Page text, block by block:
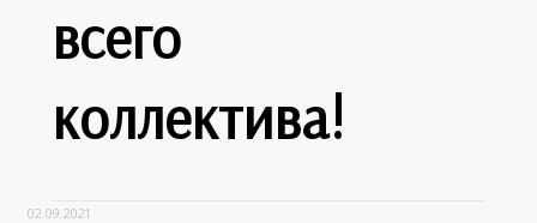
всего
коллектива!
02.09.2021